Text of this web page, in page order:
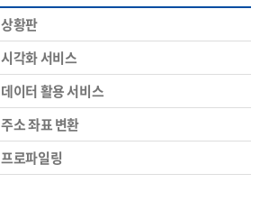
상황판
시각화 서비스
데이터 활용 서비스
주소 좌표 변환
프로파일링